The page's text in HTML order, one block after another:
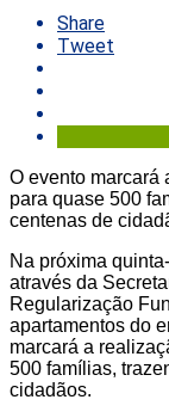
Share
Tweet
O evento marcará
para quase 500
centenas de
Na próxima
através da
Regularização
apartamentos do
marcará a
500 famílias,
cidadãos.